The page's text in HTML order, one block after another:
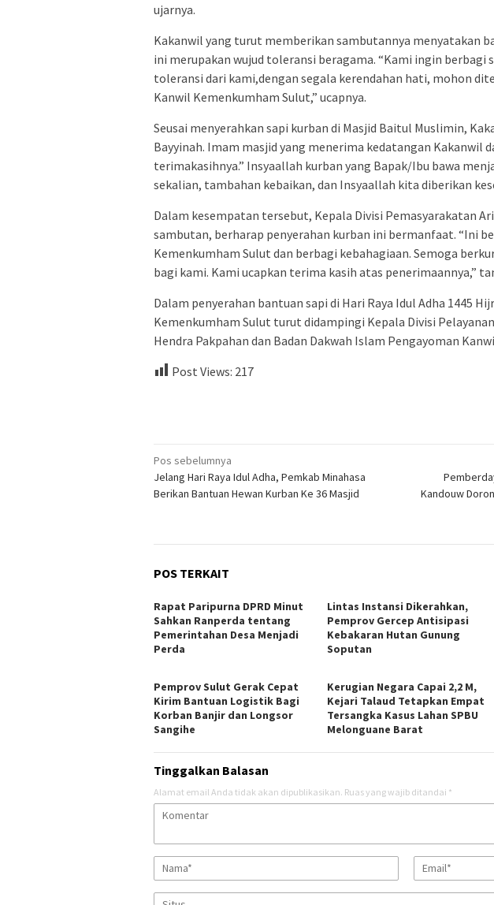
ujarnya.
Kakanwil yang turut memberikan sambutannya menyatakan
ini merupakan wujud toleransi beragama. “Kami ingin berbagi
toleransi dari kami,dengan segala kerendahan hati, mohon
Kanwil Kemenkumham Sulut,” ucapnya.
Seusai menyerahkan sapi kurban di Masjid Baitul Muslimin,
Bayyinah. Imam masjid yang menerima kedatangan Kakanwil
terimakasihnya.” Insyaallah kurban yang Bapak/Ibu bawa
sekalian, tambahan kebaikan, dan Insyaallah kita diberikan
Dalam kesempatan tersebut, Kepala Divisi Pemasyarakatan
sambutan, berharap penyerahan kurban ini bermanfaat. “Ini
Kemenkumham Sulut dan berbagi kebahagiaan. Semoga
bagi kami. Kami ucapkan terima kasih atas penerimaannya,”
Dalam penyerahan bantuan sapi di Hari Raya Idul Adha 1445
Kemenkumham Sulut turut didampingi Kepala Divisi Pelayanan
Hendra Pakpahan dan Badan Dakwah Islam Pengayoman
Post Views: 217
Navigasi
pos
Pos sebelumnya
Jelang Hari Raya Idul Adha, Pemkab Minahasa
Berikan Bantuan Hewan Kurban Ke 36 Masjid
Kandouw
POS TERKAIT
Rapat Paripurna DPRD Minut
Sahkan Ranperda tentang
Pemerintahan Desa Menjadi
Perda
Lintas Instansi Dikerahkan,
Pemprov Gercep Antisipasi
Kebakaran Hutan Gunung
Soputan
Pemprov Sulut Gerak Cepat
Kirim Bantuan Logistik Bagi
Korban Banjir dan Longsor
Sangihe
Kerugian Negara Capai 2,2 M,
Kejari Talaud Tetapkan Empat
Tersangka Kasus Lahan SPBU
Melonguane Barat
Tinggalkan Balasan
Alamat email Anda tidak akan dipublikasikan. Ruas yang wajib ditandai *